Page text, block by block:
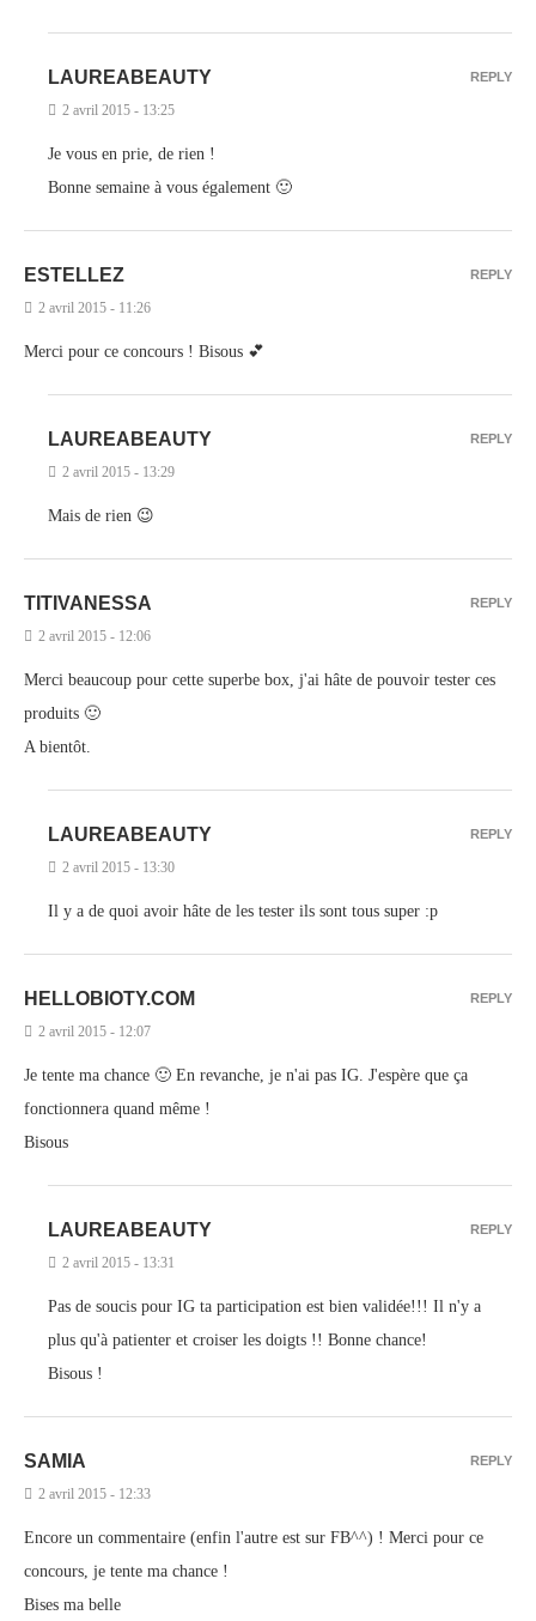
LAUREABEAUTY
2 avril 2015 - 13:25
Je vous en prie, de rien !
Bonne semaine à vous également 🙂
REPLY
ESTELLEZ
2 avril 2015 - 11:26
Merci pour ce concours ! Bisous 💕
REPLY
LAUREABEAUTY
2 avril 2015 - 13:29
Mais de rien 😉
REPLY
TITIVANESSA
2 avril 2015 - 12:06
Merci beaucoup pour cette superbe box, j'ai hâte de pouvoir tester ces
produits 🙂
A bientôt.
REPLY
LAUREABEAUTY
2 avril 2015 - 13:30
Il y a de quoi avoir hâte de les tester ils sont tous super :p
REPLY
HELLOBIOTY.COM
2 avril 2015 - 12:07
Je tente ma chance 🙂 En revanche, je n'ai pas IG. J'espère que ça
fonctionnera quand même !
Bisous
REPLY
LAUREABEAUTY
2 avril 2015 - 13:31
Pas de soucis pour IG ta participation est bien validée!!! Il n'y a
plus qu'à patienter et croiser les doigts !! Bonne chance!
Bisous !
REPLY
SAMIA
2 avril 2015 - 12:33
Encore un commentaire (enfin l'autre est sur FB^^) ! Merci pour ce
concours, je tente ma chance !
Bises ma belle
REPLY